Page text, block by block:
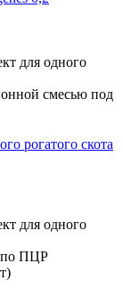
рогатого скота